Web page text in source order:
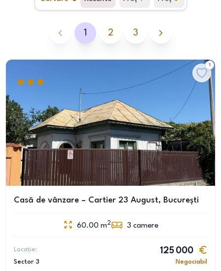
crescător descrescător
1 2 3
1
Casă de vânzare – Cartier 23 August, București
60.00 m2 3 camere
Locație:
Sector 3
125 000
Negociabil